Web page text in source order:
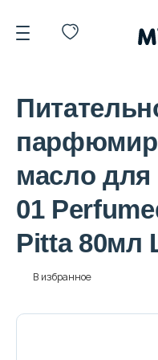
*OVERSTOCK -30%
Уход за лицом
масло для
01
Pitta 80мл
В избранное